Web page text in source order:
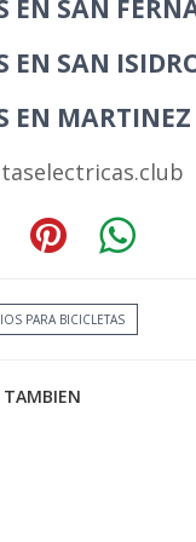
EN SAN
EN SAN
EN MARTINEZ
PARA BICICLETAS
TAMBIEN